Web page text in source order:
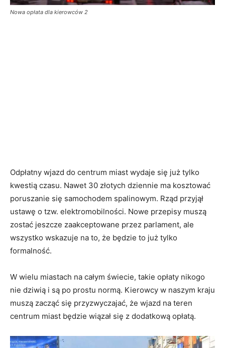
Nowa opłata dla kierowców 2
Odpłatny wjazd do centrum miast wydaje się już tylko
kwestią czasu. Nawet 30 złotych dziennie ma kosztować
poruszanie się samochodem spalinowym. Rząd przyjął
ustawę o tzw. elektromobilności. Nowe przepisy muszą
zostać jeszcze zaakceptowane przez parlament, ale
wszystko wskazuje na to, że będzie to już tylko
formalność.
W wielu miastach na całym świecie, takie opłaty nikogo
nie dziwią i są po prostu normą. Kierowcy w naszym kraju
muszą zacząć się przyzwyczajać, że wjazd na teren
centrum miast będzie wiązał się z dodatkową opłatą.